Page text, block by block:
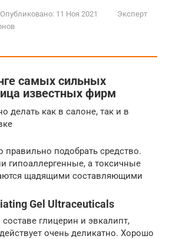
Опубликовано: 11 Ноя 2021
Эксперт
самых сильных
известных фирм
делать как в салоне, так и в
подобрать средство.
гипоаллергенные, а токсичные
щадящими составляющими
Gel Ultraceuticals
глицерин и эвкалипт,
очень деликатно. Хорошо